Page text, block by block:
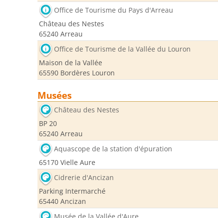
Office de Tourisme du Pays d'Arreau
Château des Nestes
65240 Arreau
Office de Tourisme de la Vallée du Louron
Maison de la Vallée
65590 Bordères Louron
Musées
Château des Nestes
BP 20
65240 Arreau
Aquascope de la station d'épuration
65170 Vielle Aure
Cidrerie d'Ancizan
Parking Intermarché
65440 Ancizan